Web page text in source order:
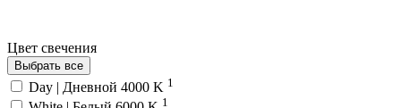
Цвет свечения
Выбрать все
Day | Дневной 4000 K 1
1